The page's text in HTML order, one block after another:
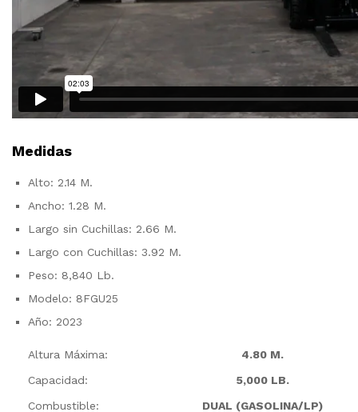
Medidas
Alto: 2.14 M.
Ancho: 1.28 M.
Largo sin Cuchillas: 2.66 M.
Largo con Cuchillas: 3.92 M.
Peso: 8,840 Lb.
Modelo: 8FGU25
Año: 2023
Altura Máxima:
4.80 M.
Capacidad:
5,000 LB.
Combustible:
DUAL (GASOLINA/LP)